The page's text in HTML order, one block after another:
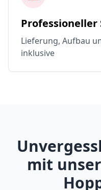
Professioneller
Lieferung, Aufbau
inklusive
mit